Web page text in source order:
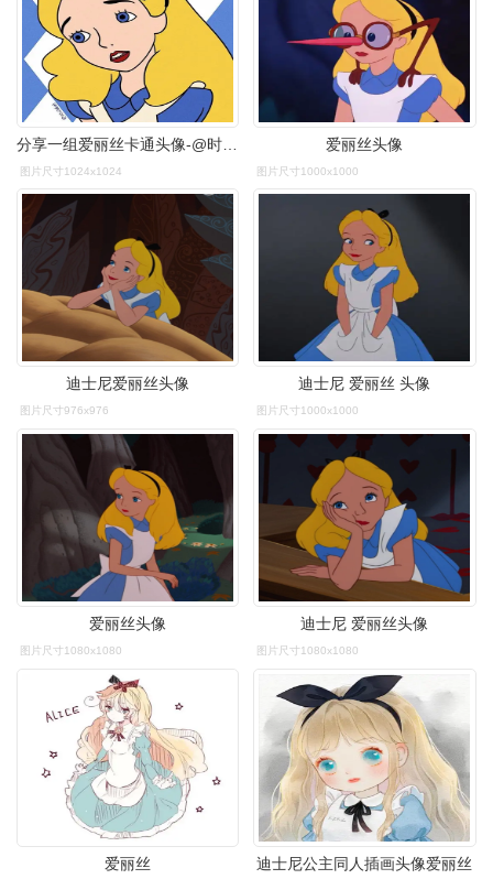
图片尺寸1024x1024
爱丽丝头像
图片尺寸1000x1000
迪士尼爱丽丝头像
图片尺寸976x976
迪士尼 爱丽丝 头像
图片尺寸1000x1000
爱丽丝头像
图片尺寸1080x1080
迪士尼 爱丽丝头像
图片尺寸1080x1080
爱丽丝 迪士尼公主同人插画头像爱丽丝